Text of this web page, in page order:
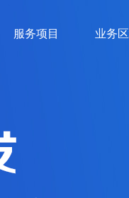
服务项目 业务